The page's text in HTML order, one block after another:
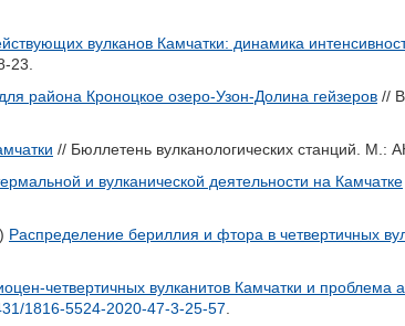
вулканов Камчатки: динамика
23.
района Кроноцкое озеро-Узон-Долина гейзеров //
// Бюллетень вулканологических станций.
и вулканической деятельности на Камчатке
Распределение бериллия и фтора в четвертичных
четвертичных вулканитов Камчатки и проблема
1816-5524-2020-47-3-25-57